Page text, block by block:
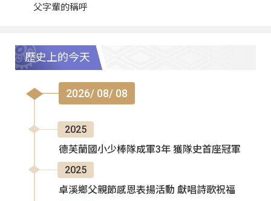
父字輩的稱呼
歷史上的今天
2026/ 08/ 08
2025
德芙蘭國小少棒隊成軍3年 獲隊史首座冠軍
2025
卓溪鄉父親節感恩表揚活動 獻唱詩歌祝福